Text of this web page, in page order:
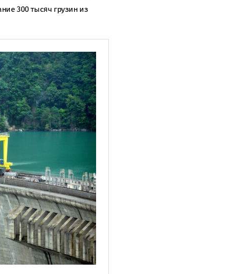
300 тысяч грузин из